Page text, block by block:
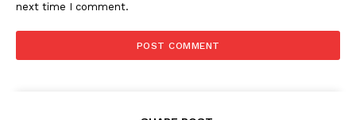
next time I comment.